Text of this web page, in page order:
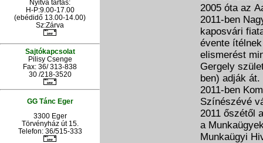
Nyitva tartás:
H-P:9.00-17.00
(ebédidő 13.00-14.00)
Sz:Zárva
Sajtókapcsolat
Pilisy Csenge
Fax: 36/ 313-838
30 /218-3520
GG Tánc Eger
3300 Eger
Törvényház út 15.
Telefon: 36/515-333
2005 óta az
2011-ben
kaposvári
évente
elismerést
Gergely
ben) adják át.
2011-ben
Színészévé
2011 őszétől
a
Munkaügyi